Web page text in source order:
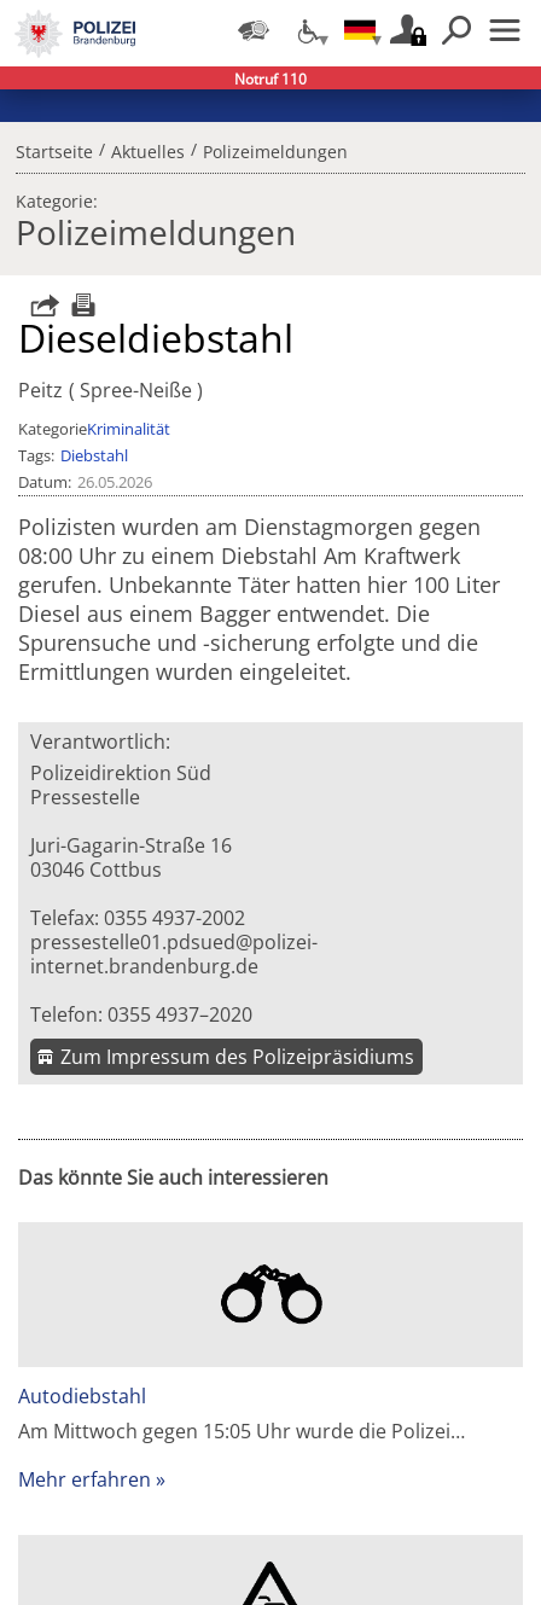
Startseite / Aktuelles / Polizeimeldungen
Kategorie:
Polizeimeldungen
Dieseldiebstahl
Peitz Spree-Neiße
KategorieKriminalität
Tags Diebstahl
Datum 26.05.2026
Polizisten wurden am Dienstagmorgen gegen
08:00 Uhr zu einem Diebstahl Am Kraftwerk
gerufen. Unbekannte Täter hatten hier 100 Liter
Diesel aus einem Bagger entwendet. Die
Spurensuche und -sicherung erfolgte und die
Ermittlungen wurden eingeleitet.
Verantwortlich:
Polizeidirektion Süd
Pressestelle
Juri-Gagarin-Straße 16
03046 Cottbus
Telefax: 0355 4937-2002
pressestelle01.pdsued@polizei-
internet.brandenburg.de
Telefon: 0355 4937–2020
Zum Impressum des Polizeipräsidiums
Das könnte Sie auch interessieren
Autodiebstahl
Am Mittwoch gegen 15:05 Uhr wurde die Polizei…
Mehr erfahren
Notruf 110